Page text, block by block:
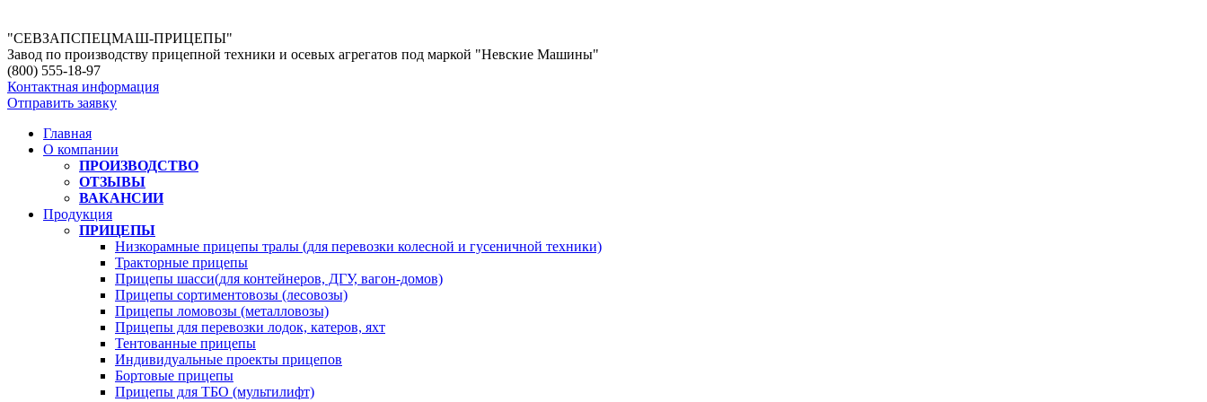
"СЕВЗАПСПЕЦМАШ-ПРИЦЕПЫ"
Завод по производству прицепной техники и осевых агрегатов под маркой "Невские Машины"
(800) 555-18-97
Контактная информация
Отправить заявку
Главная
О компании
ПРОИЗВОДСТВО
ОТЗЫВЫ
ВАКАНСИИ
Продукция
ПРИЦЕПЫ
Низкорамные прицепы тралы (для перевозки колесной и гусеничной техники)
Тракторные прицепы
Прицепы шасси(для контейнеров, ДГУ, вагон-домов)
Прицепы сортиментовозы (лесовозы)
Прицепы ломовозы (металловозы)
Прицепы для перевозки лодок, катеров, яхт
Тентованные прицепы
Индивидуальные проекты прицепов
Бортовые прицепы
Прицепы для ТБО (мультилифт)